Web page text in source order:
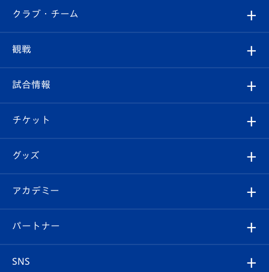
すべて
クラブ
試合情報
チケット
イベント
メディア
クラブ・チーム
クラブ概要
エンブレム紹介
スタッフプロフィール
マスコット紹介
観戦
観戦ルール
はじめての観戦ガイド
Revive Team
ヴィヴィくんの長崎おもてなしガイド
試合情報
試合日程/結果
フォトギャラリー
スタジアムグルメ
チケット
チケット
V-LOVERS（ファンクラブ）
プレイヤーズスイート
グッズ
オンラインショップ
店舗情報
アカデミー
育成からのお知らせ
パートナー
SNS